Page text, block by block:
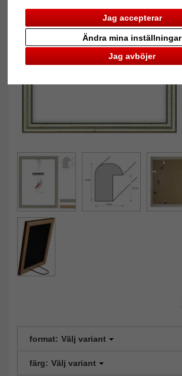
Jag accepterar
Jag avböjer
Ändra mina inställningar
format: Välj variant
färg: Välj variant